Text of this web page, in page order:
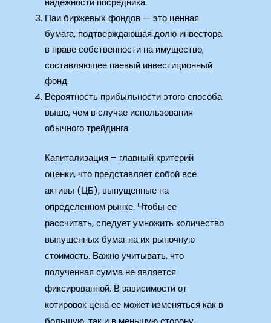
Паи биржевых фондов — это ценная
бумага, подтверждающая долю инвестора
в праве собственности на имущество,
составляющее паевый инвестиционный
фонд.
Вероятность прибыльности этого способа
выше, чем в случае использования
обычного трейдинга.
Капитализация – главный критерий
оценки, что представляет собой все
активы (ЦБ), выпущенные на
определенном рынке. Чтобы ее
рассчитать, следует умножить количество
выпущенных бумаг на их рыночную
стоимость. Важно учитывать, что
полученная сумма не является
фиксированной. В зависимости от
котировок цена ее может изменяться как в